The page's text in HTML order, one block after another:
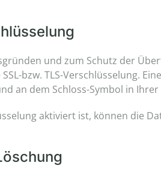
und zum Schutz der
bzw. TLS-Verschlüsselung.
an dem Schloss-Symbol in
aktiviert ist, können die